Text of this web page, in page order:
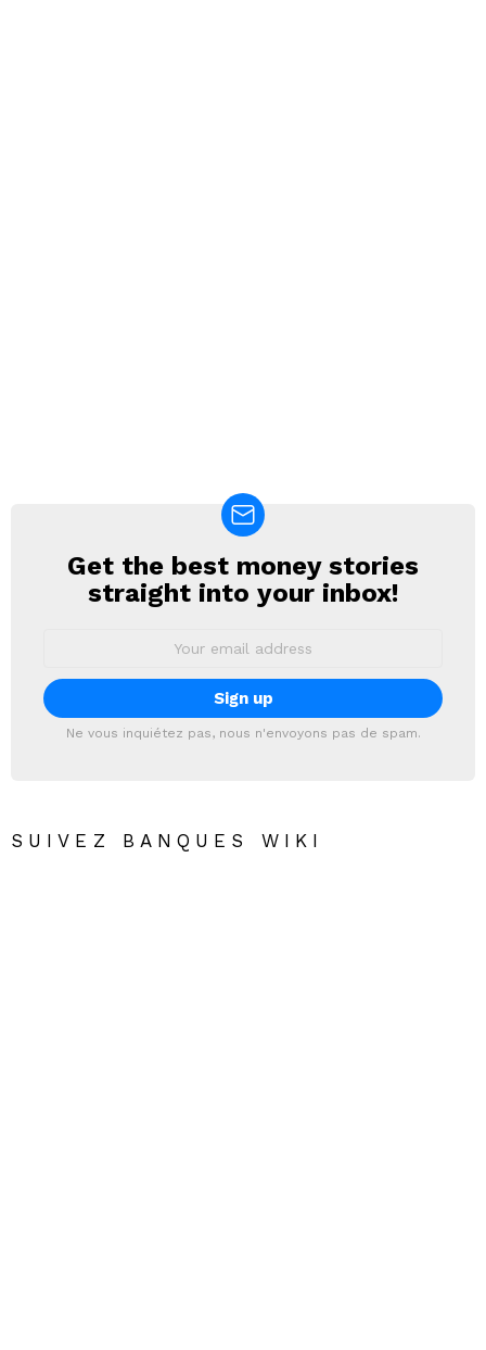
NEWSLETTER
Get the best money stories
straight into your inbox!
Ne vous inquiétez pas, nous n'envoyons pas de spam.
SUIVEZ BANQUES WIKI